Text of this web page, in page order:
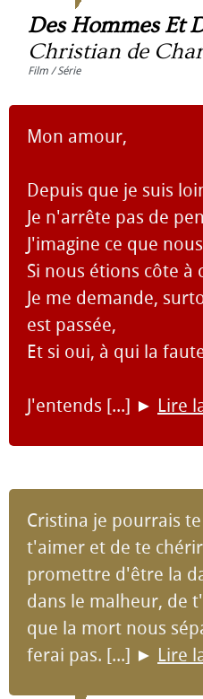
Des Hommes Et
Christian de
Film / Série
Mon amour,
Depuis que je suis
Je n'arrête pas de
J'imagine ce que
Si nous étions côte à
Je me demande,
est passée,
Et si oui, à qui la
J'entends [...] ► Lire
Cristina je pourrais
t'aimer et de te
promettre d'être la
dans le malheur, de
que la mort nous
ferai pas. [...] ► Lire